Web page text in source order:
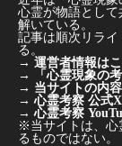
心霊が物語とし
解いている。
記事は順次リラ
る。
→ 運営者情報は
→
「心霊現象の
→ 当サイトの内
→ 心霊考察 公式
→ 心霊考察
※当サイトは、心
るものではない。